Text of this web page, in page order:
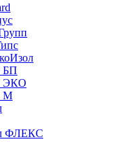
БП
ЭКО
М
ФЛЕКС